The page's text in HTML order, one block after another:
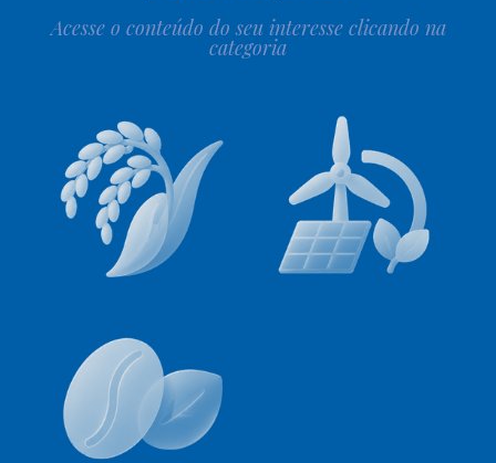
Acesse o conteúdo do seu interesse clicando na
categoria